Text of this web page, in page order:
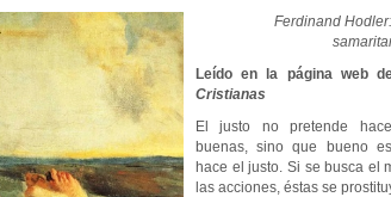
Ferdinand
Leído en la página web
Cristianas
El justo no pretende
buenas, sino que bueno
hace el justo. Si se busca el
las acciones, éstas se